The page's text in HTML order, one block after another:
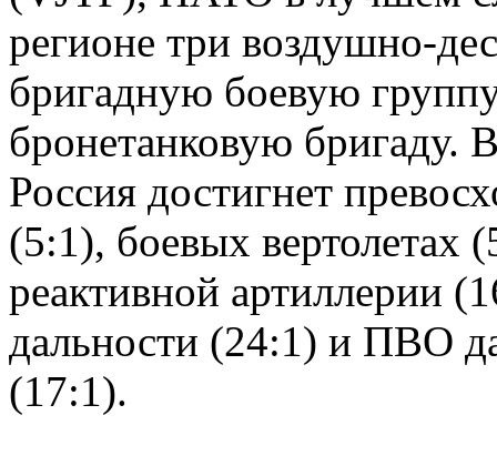
регионе три воздушно-
бригадную боевую
бронетанковую бригаду.
Россия достигнет
(5:1), боевых вертолетах
реактивной артиллерии
дальности (24:1) и ПВО
(17:1).